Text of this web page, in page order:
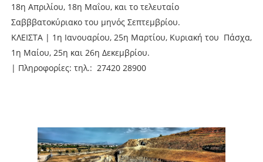
18η Απριλίου, 18η Μαΐου, και το τελευταίο
Σαβββατοκύριακο του μηνός Σεπτεμβρίου.
ΚΛΕΙΣΤΑ | 1η Ιανουαρίου, 25η Μαρτίου, Κυριακή του Πάσχα,
1η Μαίου, 25η και 26η Δεκεμβρίου.
| Πληροφορίες: τηλ.: 27420 28900